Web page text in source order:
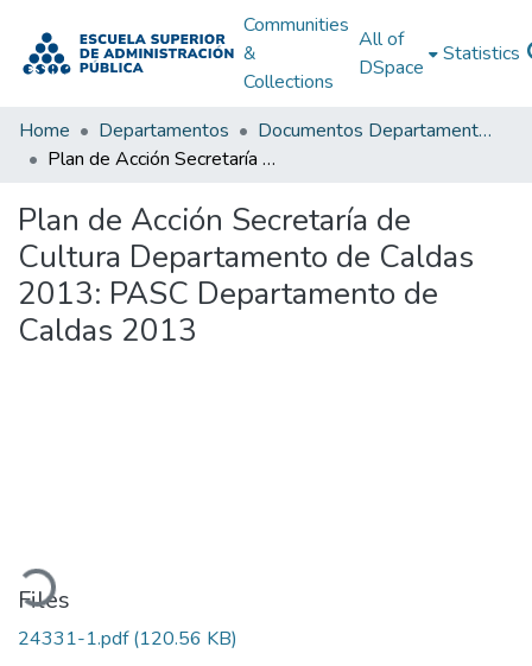
Communities
&
Collections
All of
DSpace
Statistics
Home Departamentos
Documentos Departamentales
Plan de Acción Secretaría de Cultura Departamento de Caldas 2013: PASC Departamento de Caldas 2013
Plan de Acción Secretaría de
Cultura Departamento de Caldas
2013: PASC Departamento de
Caldas 2013
Files
24331-1.pdf(120.56 KB)